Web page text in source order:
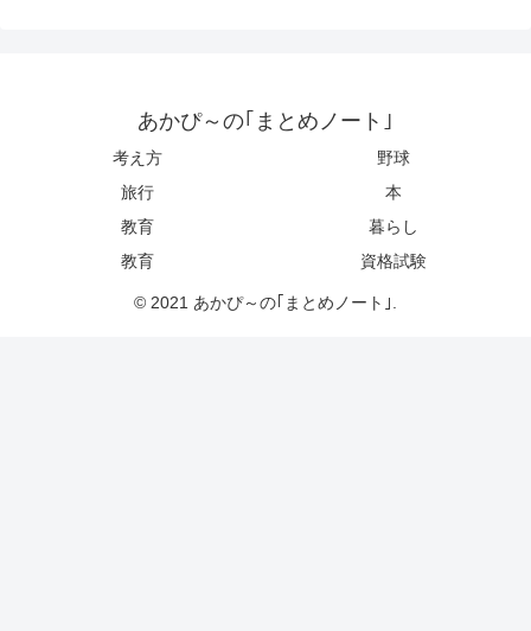
あかぴ～の｢まとめノート｣
考え方
野球
旅行
本
教育
暮らし
教育
資格試験
© 2021 あかぴ～の｢まとめノート｣.